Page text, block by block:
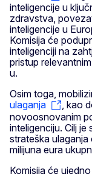
inteligencije u
zdravstva,
inteligencije u
Komisija će
inteligenciji na
pristup
u.
Osim toga,
ulaganja
, kao
novoosnovanim
inteligenciju. Cilj
strateška
milijuna eura
Komisija će